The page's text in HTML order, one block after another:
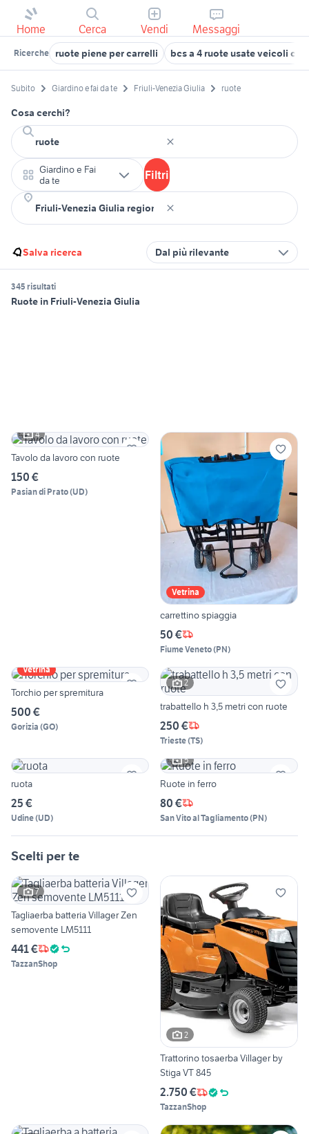
Home Cerca Vendi Messaggi
Ricerche ruote piene per carrelli bcs a 4 ruote usate veicoli
Subito Giardino e fai da te Friuli-Venezia Giulia ruote
Cosa cerchi?
Giardino e Fai
da te
Filtri
Salva ricerca Dal più rilevante
345 risultati
Ruote in Friuli-Venezia Giulia
4
Tavolo da lavoro con ruote
150 €
Pasian di Prato(UD)
Vetrina
carrettino spiaggia
50 €
Fiume Veneto(PN)
Vetrina
Torchio per spremitura
500 €
Gorizia (GO)
2
trabattello h 3,5 metri con ruote
250 €
Trieste(TS)
ruota
25 €
Udine(UD)
5
Ruote in ferro
80 €
San Vito al Tagliamento(PN)
Scelti per te
7
Tagliaerba batteria Villager Zen
semovente LM5111
441 €
TazzanShop
2
Trattorino tosaerba Villager by
Stiga VT 845
2.750 €
TazzanShop